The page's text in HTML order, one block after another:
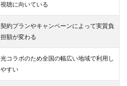
視聴に向いている
契約プランやキャンペーンによって実質負
担額が変わる
光コラボのため全国の幅広い地域で利用し
やすい